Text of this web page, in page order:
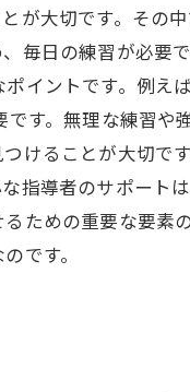
が大切です。その
毎日の練習が必要
イントです。例え
す。無理な練習
けることが大切
指導者のサポート
ための重要な要素
です。